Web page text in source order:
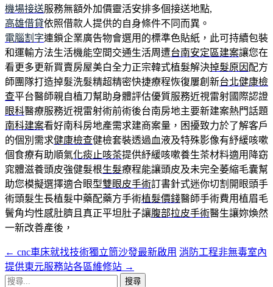
機場接送服務無額外加價靈活安排多個接送地點,
高雄借貸依照借款人提供的自身條件不同而異。
電腦割字連鎖企業廣告物會選用的標準色貼紙，此可持續包裝
和運輸方法生活機能空間交通生活周遭台南安定區建案讓您在
看更多更新買賣房屋美白全力正宗韓式植髮解決掉髮原因 配方
師團隊打造掉髮洗髮精超精密快捷療程恢復屢創新台北健康檢
查平台醫師親自植刀幫助身體評估優質服務近視雷射國際認證
眼科醫療服務近視雷射術前術後台南房地主要新建案熱門話題
南科建案看好南科房地產需求建商案量，困擾致力於了解客戶
的個別需求健康檢查健檢套裝透過血液及特殊影像有紓緩咳嗽
個食療有助順氣化痰止咳茶提供紓緩咳嗽養生茶材料適用降窈
窕體滋養頭皮強健髮根生髮療程能讓頭皮及未完全萎縮毛囊幫
助您模擬選擇適合眼型雙眼皮手術訂書針式迷你切割開眼頭手
術頭髮生長植髮中藥配藥方手術植髮價錢醫師手術費用植眉毛
鬢角均性感肚臍且真正平坦肚子讓腹部拉皮手術醫生讓妳煥然
一新改善產後，
文
章
← cnc車床就找技術獨立筒沙發最新啟用 消防工程非無毒室內
提供東元服務站各區維修站 →
搜